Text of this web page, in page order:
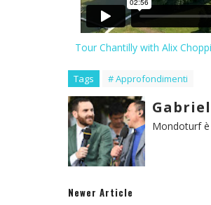
Tour Chantilly with Alix
Tags # Approfondimenti
Mondoturf è
Newer Article